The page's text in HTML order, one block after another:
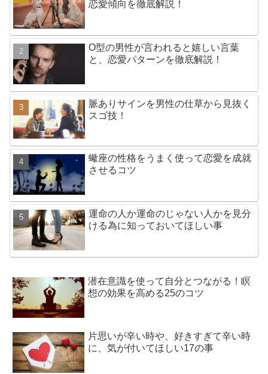
恋愛傾向を徹底解説！
O型の男性が言われると嬉しい言葉
と、恋愛パターンを徹底解説！
脈ありサインを男性の仕草から見抜く
スゴ技！
蠍座の性格をうまく使って恋愛を成就
させるコツ
運命の人か運命のじゃない人かを見分
ける為に知っておいてほしい事
潜在意識を使って自分とつながる！瞑
想の効果を高める25のコツ
片思いが辛い時や、好きすぎて辛い時
に、気が付いてほしい17の事